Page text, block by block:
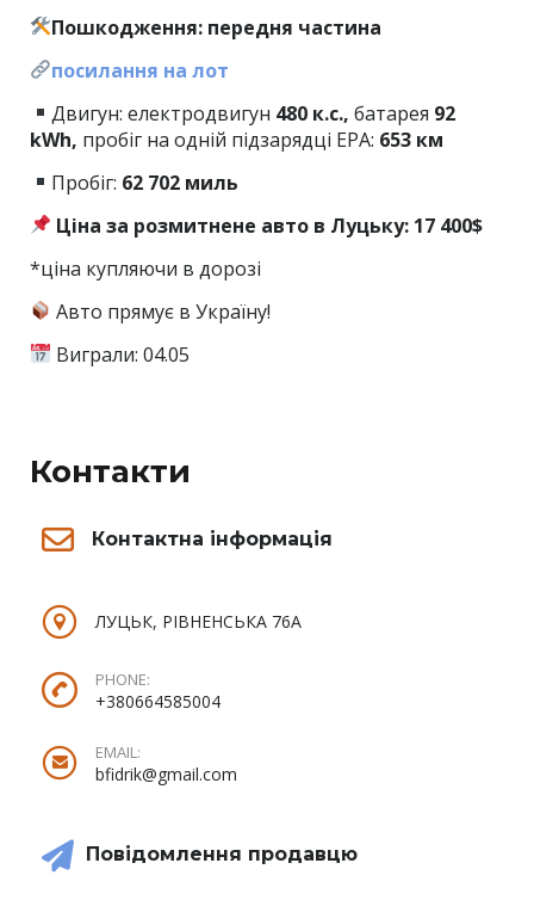
Пошкодження: передня частина
посилання на лот
Двигун: електродвигун 480 к.с.,батарея 92
kWh, пробіг на одній підзарядці EPA: 653 км
Пробіг: 62 702 миль
Ціна за розмитнене авто в Луцьку: 17 400$
*ціна купляючи в дорозі
Авто прямує в Україну!
Виграли: 04.05
Контакти
Контактна інформація
ЛУЦЬК, РІВНЕНСЬКА 76А
PHONE:
+380664585004
EMAIL:
bfidrik@gmail.com
Повідомлення продавцю